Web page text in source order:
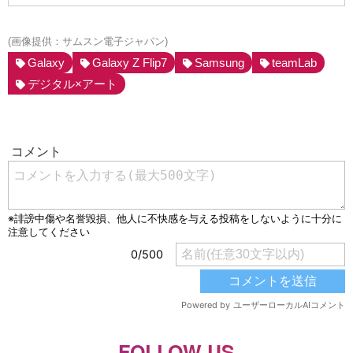
(画像提供：サムスン電子ジャパン)
Galaxy Galaxy Z Flip7 Samsung
teamLab
デジタル×アート